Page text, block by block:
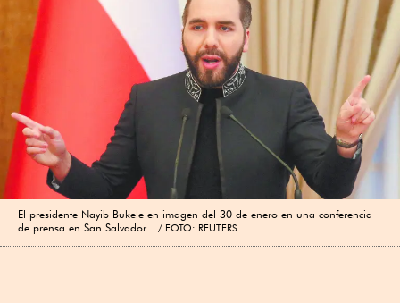
El presidente Nayib Bukele en imagen del 30 de enero en una conferencia
de prensa en San Salvador.
FOTO: REUTERS